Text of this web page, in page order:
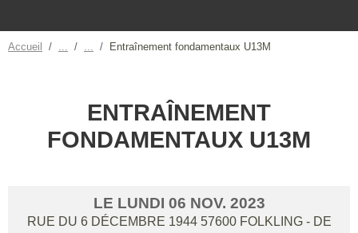
Accueil Entraînement fondamentaux U13M
ENTRAÎNEMENT
FONDAMENTAUX U13M
LE LUNDI 06 NOV. 2023
RUE DU 6 DÉCEMBRE 1944 57600 FOLKLING - DE